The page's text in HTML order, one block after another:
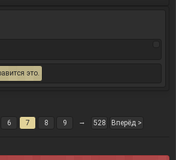
это.
6 7 8 9 → 528 Вперёд >